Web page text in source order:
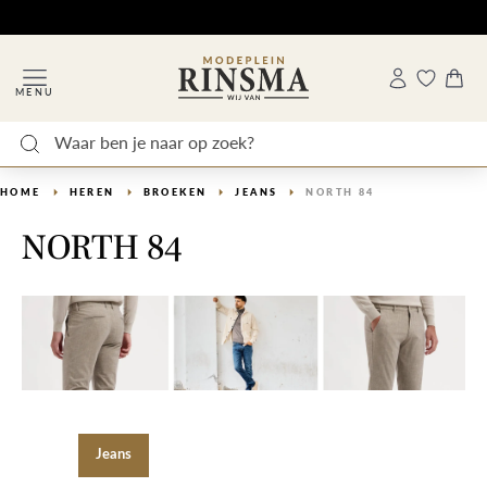
MENU
HOME HEREN BROEKEN JEANS NORTH 84
NORTH 84
Jeans